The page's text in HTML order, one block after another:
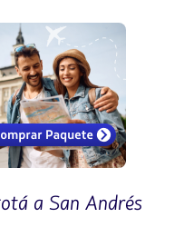
a San Andrés